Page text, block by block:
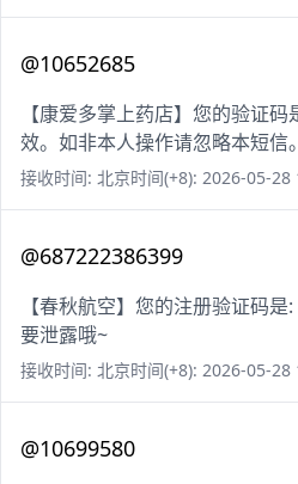
@10652685
【康爱多掌上药店】您的验证
效。如非本人操作请忽略本短信。
接收时间: 北京时间(+8): 2026-05-28
@687222386399
【春秋航空】您的注册验证码
要泄露哦~
接收时间: 北京时间(+8): 2026-05-28
@10699580